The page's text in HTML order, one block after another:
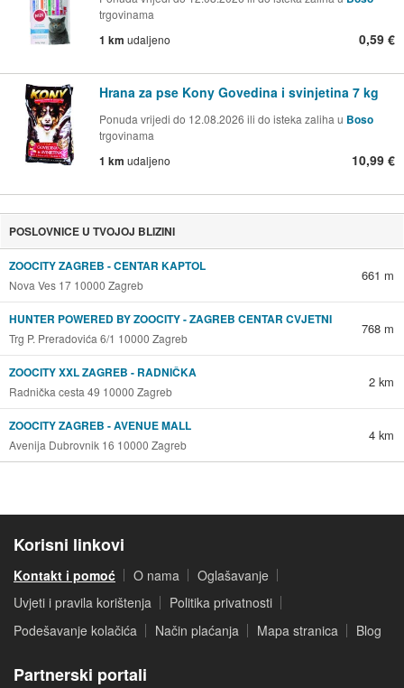
trgovinama
1 km udaljeno 0,59 €
Hrana za pse Kony Govedina i svinjetina 7 kg
Ponuda vrijedi do 12.08.2026 ili do isteka zaliha u Boso
trgovinama
1 km udaljeno 10,99 €
POSLOVNICE U TVOJOJ BLIZINI
ZOOCITY ZAGREB - CENTAR KAPTOL
Nova Ves 17 10000 Zagreb
661 m
HUNTER POWERED BY ZOOCITY - ZAGREB CENTAR CVJETNI
Trg P. Preradovića 6/1 10000 Zagreb
768 m
ZOOCITY XXL ZAGREB - RADNIČKA
Radnička cesta 49 10000 Zagreb
2 km
ZOOCITY ZAGREB - AVENUE MALL
Avenija Dubrovnik 16 10000 Zagreb
4 km
Korisni linkovi
Kontakt i pomoć O nama
Oglašavanje
Uvjeti i pravila korištenja
Politika privatnosti
Podešavanje kolačića
Način plaćanja Mapa stranica Blog
Partnerski portali